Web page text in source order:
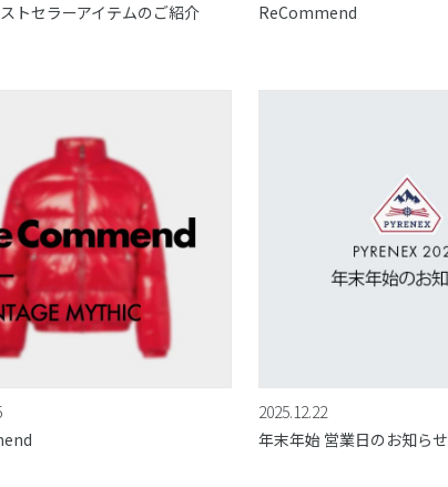
トセラーアイテムのご紹介
ReCommend
2025.12.22
年末年始 営業日のお知らせ